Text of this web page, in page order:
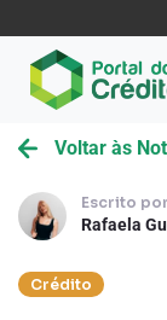
Voltar às
Escrito por
Rafaela
Crédito